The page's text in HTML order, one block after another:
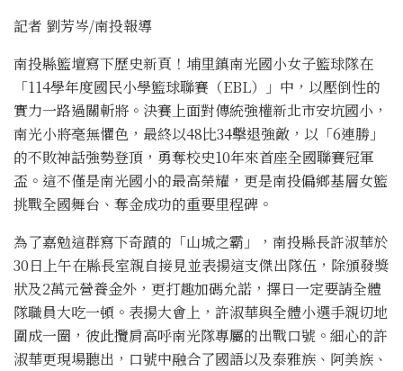
記者 劉芳岑/南投報導
南投縣籃壇寫下歷史新頁！埔里鎮南光國小女子籃球隊在
「114學年度國民小學籃球聯賽（EBL）」中，以壓倒性的
實力一路過關斬將。決賽上面對傳統強權新北市安坑國小，
南光小將毫無懼色，最終以48比34擊退強敵，以「6連勝」
的不敗神話強勢登頂，勇奪校史10年來首座全國聯賽冠軍
盃。這不僅是南光國小的最高榮耀，更是南投偏鄉基層女籃
挑戰全國舞台、奪金成功的重要里程碑。
為了嘉勉這群寫下奇蹟的「山城之霸」，南投縣長許淑華於
30日上午在縣長室親自接見並表揚這支傑出隊伍，除頒發獎
狀及2萬元營養金外，更打趣加碼允諾，擇日一定要請全體
隊職員大吃一頓。表揚大會上，許淑華與全體小選手親切地
圍成一圈，彼此攬肩高呼南光隊專屬的出戰口號。細心的許
淑華更現場聽出，口號中融合了國語以及泰雅族、阿美族、